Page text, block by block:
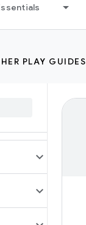
PLAY GUIDES